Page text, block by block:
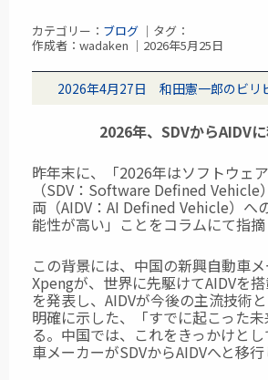
カテゴリー： ブログ ｜タグ：
作成者：wadaken ｜2026年5月25日
2026年4月27日 和田憲一郎のビリ
2026年、SDVからAIDV
昨年末に、「2026年はソフトウェ
（SDV：Software Defined Vehicle）
両（AIDV：AI Defined Vehicle）へ
能性が高い」ことをコラムにて指摘
この背景には、中国の新興自動車
Xpengが、世界に先駆けてAIDVを搭
を発表し、AIDVが今後の主流技術
明確に示した、「すでに起こった
る。中国では、これをきっかけと
車メーカーがSDVからAIDVへと移行